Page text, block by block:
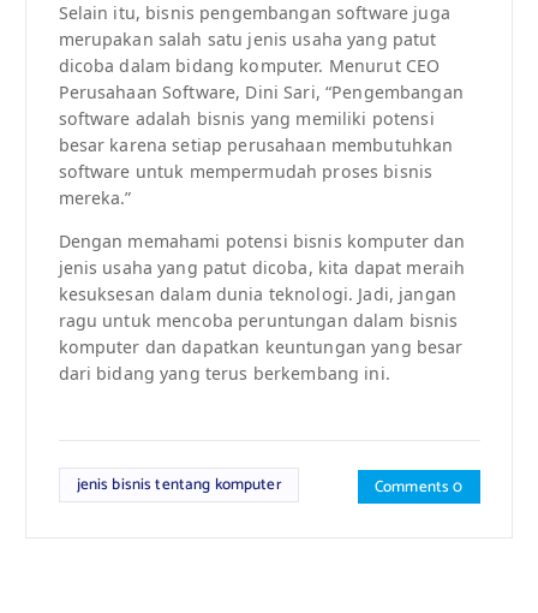
Selain itu, bisnis pengembangan software juga
merupakan salah satu jenis usaha yang patut
dicoba dalam bidang komputer. Menurut CEO
Perusahaan Software, Dini Sari, “Pengembangan
software adalah bisnis yang memiliki potensi
besar karena setiap perusahaan membutuhkan
software untuk mempermudah proses bisnis
mereka.”
Dengan memahami potensi bisnis komputer dan
jenis usaha yang patut dicoba, kita dapat meraih
kesuksesan dalam dunia teknologi. Jadi, jangan
ragu untuk mencoba peruntungan dalam bisnis
komputer dan dapatkan keuntungan yang besar
dari bidang yang terus berkembang ini.
jenis bisnis tentang komputer Comments 0